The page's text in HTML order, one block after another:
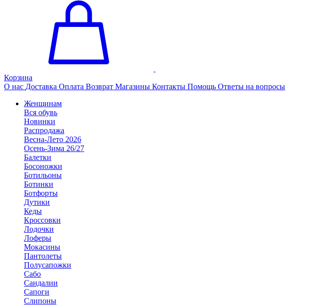
Корзина
О нас Доставка Оплата Возврат Магазины Контакты Помощь Ответы на вопросы
Женщинам
Вся обувь
Новинки
Распродажа
Весна-Лето 2026
Осень-Зима 26/27
Балетки
Босоножки
Ботильоны
Ботинки
Ботфорты
Дутики
Кеды
Кроссовки
Лодочки
Лоферы
Мокасины
Пантолеты
Полусапожки
Сабо
Сандалии
Сапоги
Слипоны